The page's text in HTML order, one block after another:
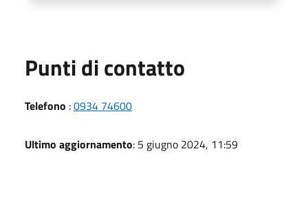
Punti di contatto
Telefono :0934 74600
Ultimo aggiornamento: 5 giugno 2024, 11:59